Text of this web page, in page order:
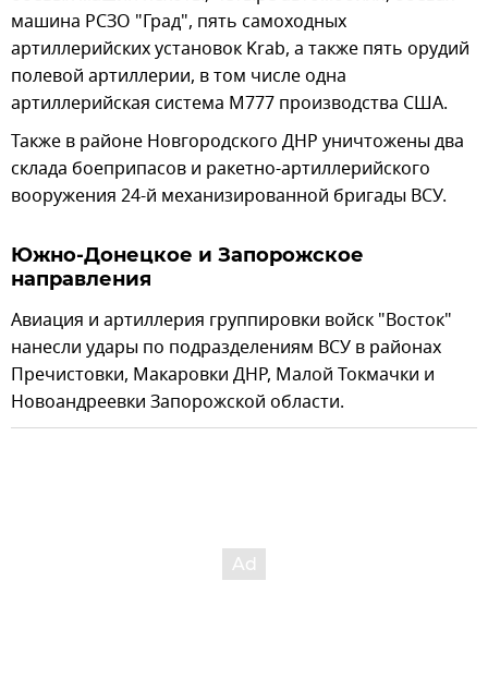
машина РСЗО "Град", пять самоходных
артиллерийских установок Krab, а также пять орудий
полевой артиллерии, в том числе одна
артиллерийская система М777 производства США.
Также в районе Новгородского ДНР уничтожены два
склада боеприпасов и ракетно-артиллерийского
вооружения 24-й механизированной бригады ВСУ.
Южно-Донецкое и Запорожское
направления
Авиация и артиллерия группировки войск "Восток"
нанесли удары по подразделениям ВСУ в районах
Пречистовки, Макаровки ДНР, Малой Токмачки и
Новоандреевки Запорожской области.